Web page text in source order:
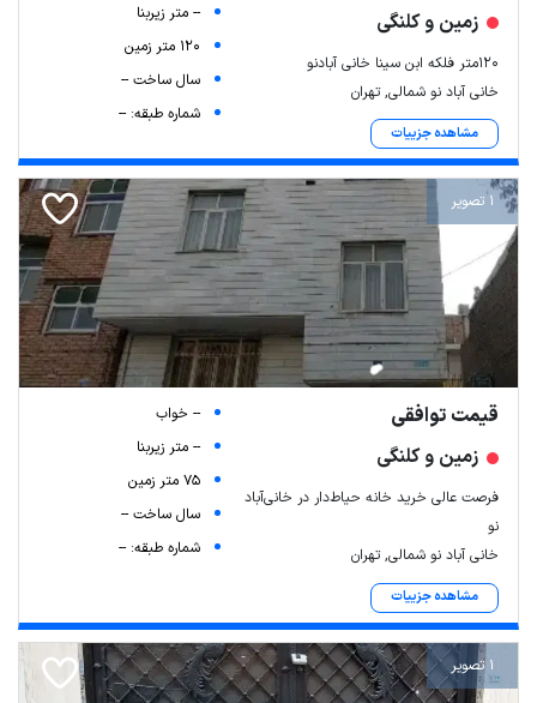
زمین و کلنگی
۱۲۰متر فلکه ابن سینا خانی آبادنو
خانی آباد نو شمالی, تهران
مشاهده جزییات
-- متر زیربنا
120 متر زمین
سال ساخت --
شماره طبقه: --
1 تصویر
قیمت توافقی
زمین و کلنگی
فرصت عالی خرید خانه حیاط‌دار در خانی‌آباد
نو
خانی آباد نو شمالی, تهران
مشاهده جزییات
-- خواب
-- متر زیربنا
75 متر زمین
سال ساخت --
شماره طبقه: --
1 تصویر